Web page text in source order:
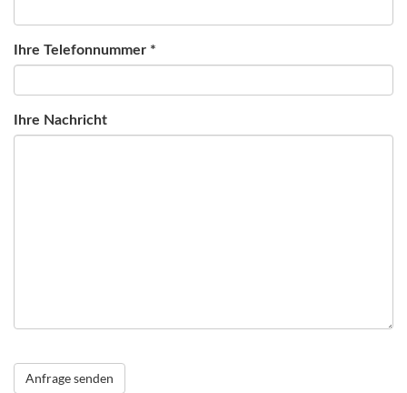
Ihre Telefonnummer *
Ihre Nachricht
Anfrage senden